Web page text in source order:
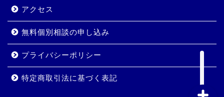
アクセス
無料個別相談の申し込み
プライバシーポリシー
特定商取引法に基づく表記
岩手県公立高校入試志望校
判定システム｜アンビシャ